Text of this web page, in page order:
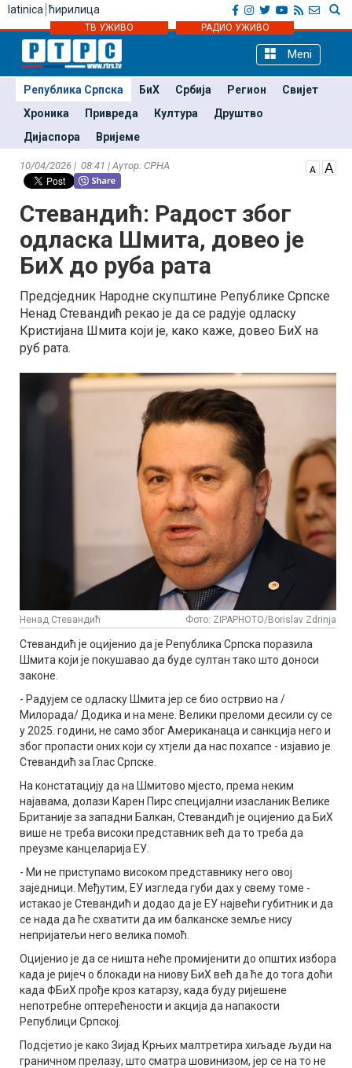
latinica ћирилица
ТВ УЖИВО РАДИО УЖИВО
Meni
Република Српска БиХ Србија Регион
Свијет
Хроника
Привреда Култура
Друштво
Дијаспора
Вријеме
10/04/2026 | 08:41 | Аутор: СРНА
Стевандић: Радост због
одласка Шмита, довео је
БиХ до руба рата
Предсједник Народне скупштине Републике Српске
Ненад Стевандић рекао је да се радује одласку
Кристијана Шмита који је, како каже, довео БиХ на
руб рата.
Ненад Стевандић Фото: ZIPAPHOTO/Borislav Zdrinja
Стевандић је оцијенио да је Република Српска поразила
Шмита који је покушавао да буде султан тако што доноси
законе.
- Радујем се одласку Шмита јер се био острвио на /
Милорада/ Додика и на мене. Велики преломи десили су се
у 2025. години, не само због Американаца и санкција него и
због пропасти оних који су хтјели да нас похапсе - изјавио је
Стевандић за Глас Српске.
На констатацију да на Шмитово мјесто, према неким
најавама, долази Карен Пирс специјални изасланик Велике
Британије за западни Балкан, Стевандић је оцијенио да БиХ
више не треба високи представник већ да то треба да
преузме канцеларија ЕУ.
- Ми не приступамо високом представнику него овој
заједници. Међутим, ЕУ изгледа губи дах у свему томе -
истакао је Стевандић и додао да је ЕУ највећи губитник и да
се нада да ће схватити да им балканске земље нису
непријатељи него велика помоћ.
Оцијенио је да се ништа неће промијенити до општих избора
када је ријеч о блокади на ниову БиХ већ да ће до тога доћи
када ФБиХ прође кроз катарзу, када буду ријешене
непотребне оптерећености и акција да напакости
Републици Српској.
Подсјетио је како Зијад Крњих малтретира хиљаде људи на
граничном прелазу, што сматра шовинизом, јер се на то не